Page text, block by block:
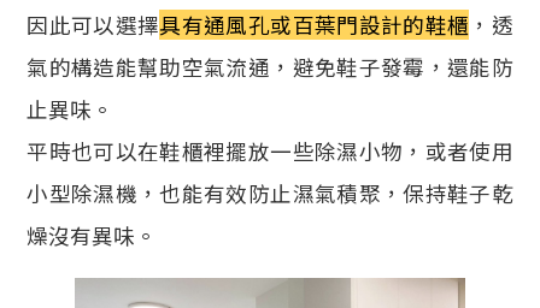
因此可以選擇具有通風孔或百葉門設計的鞋櫃 ，透
氣的構造能幫助空氣流通，避免鞋子發霉，還能防
止異味。
平時也可以在鞋櫃裡擺放一些除濕小物，或者使用
小型除濕機，也能有效防止濕氣積聚，保持鞋子乾
燥沒有異味。